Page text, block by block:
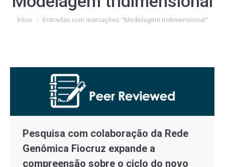
Você está aqui:
Início Entradas com marcações "Modelagem tridimensional"
Pesquisa com colaboração da Rede
Genômica Fiocruz expande a
compreensão sobre o ciclo do novo